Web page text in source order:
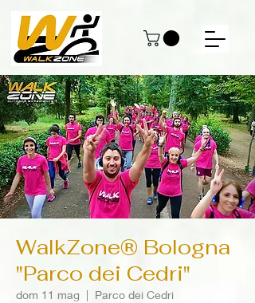
WalkZone® Bologna
"Parco dei Cedri"
dom 11 mag
  |
Parco dei Cedri